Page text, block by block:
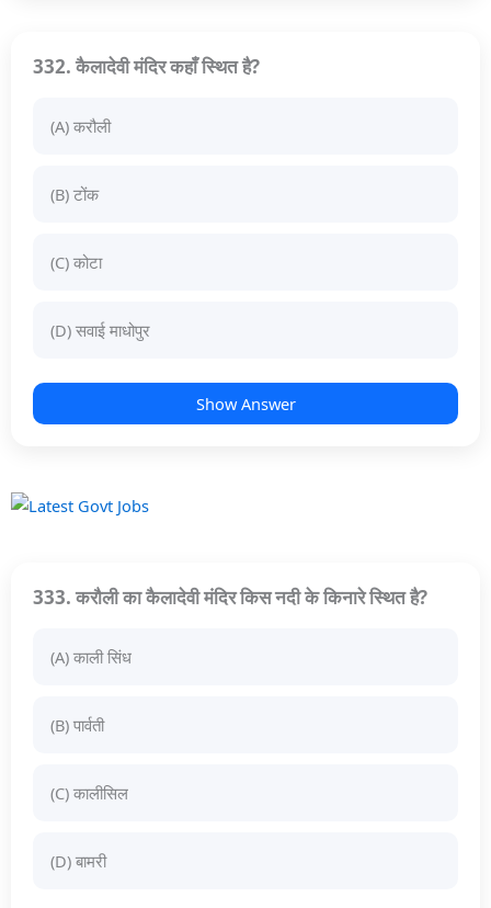
332. कैलादेवी मंदिर कहाँ स्थित है?
(A) करौली
(B) टोंक
(C) कोटा
(D) सवाई माधोपुर
Show Answer
333. करौली का कैलादेवी मंदिर किस नदी के किनारे स्थित है?
(A) काली सिंध
(B) पार्वती
(C) कालीसिल
(D) बामरी